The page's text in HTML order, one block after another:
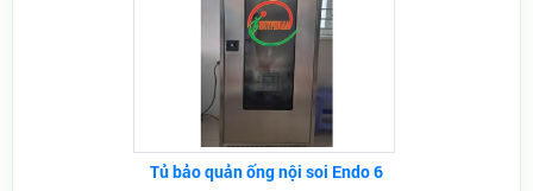
Tủ bảo quản ống nội soi Endo 6